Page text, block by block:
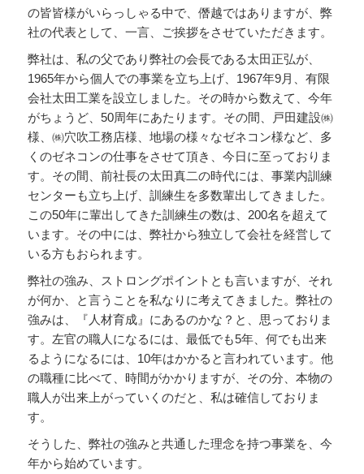
の皆皆様がいらっしゃる中で、僭越ではありますが、弊
社の代表として、一言、ご挨拶をさせていただきます。
弊社は、私の父であり弊社の会長である太田正弘が、
1965年から個人での事業を立ち上げ、1967年9月、有限
会社太田工業を設立しました。その時から数えて、今年
がちょうど、50周年にあたります。その間、戸田建設㈱
様、㈱穴吹工務店様、地場の様々なゼネコン様など、多
くのゼネコンの仕事をさせて頂き、今日に至っておりま
す。その間、前社長の太田真二の時代には、事業内訓練
センターも立ち上げ、訓練生を多数輩出してきました。
この50年に輩出してきた訓練生の数は、200名を超えて
います。その中には、弊社から独立して会社を経営して
いる方もおられます。
弊社の強み、ストロングポイントとも言いますが、それ
が何か、と言うことを私なりに考えてきました。弊社の
強みは、『人材育成』にあるのかな？と、思っておりま
す。左官の職人になるには、最低でも5年、何でも出来
るようになるには、10年はかかると言われています。他
の職種に比べて、時間がかかりますが、その分、本物の
職人が出来上がっていくのだと、私は確信しておりま
す。
そうした、弊社の強みと共通した理念を持つ事業を、今
年から始めています。